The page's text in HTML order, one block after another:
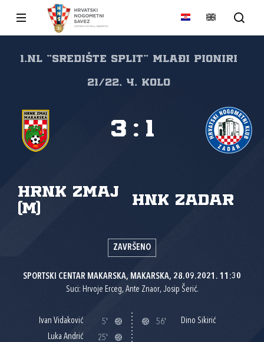
1.NL "SREDIŠTE SPLIT" Mlađi pioniri
21/22, 4. kolo
HRNK Zmaj
(M)
HNK Zadar
3 : 1
ZAVRŠENO
SPORTSKI CENTAR MAKARSKA, MAKARSKA, 28.09.2021. 11:30
Suci: Hrvoje Erceg, Ante Znaor, Josip Šerić.
Ivan Vidaković
5'
Luka Andrić
25'
56' Dino Sikirić